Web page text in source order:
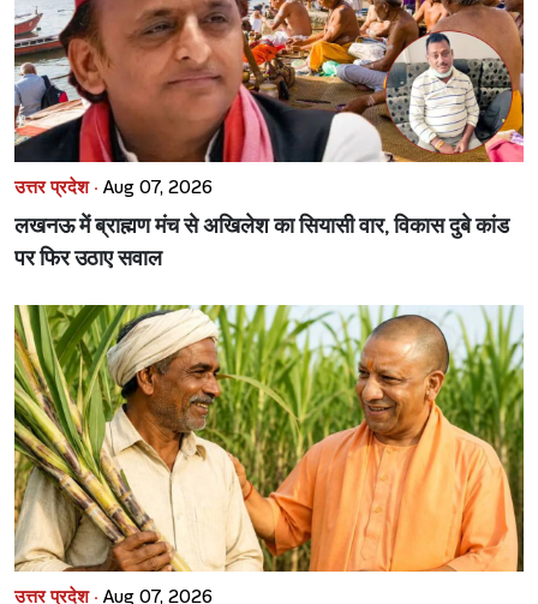
उत्तर प्रदेश · Aug 07, 2026
लखनऊ में ब्राह्मण मंच से अखिलेश का सियासी वार, विकास दुबे कांड
पर फिर उठाए सवाल
उत्तर प्रदेश · Aug 07, 2026